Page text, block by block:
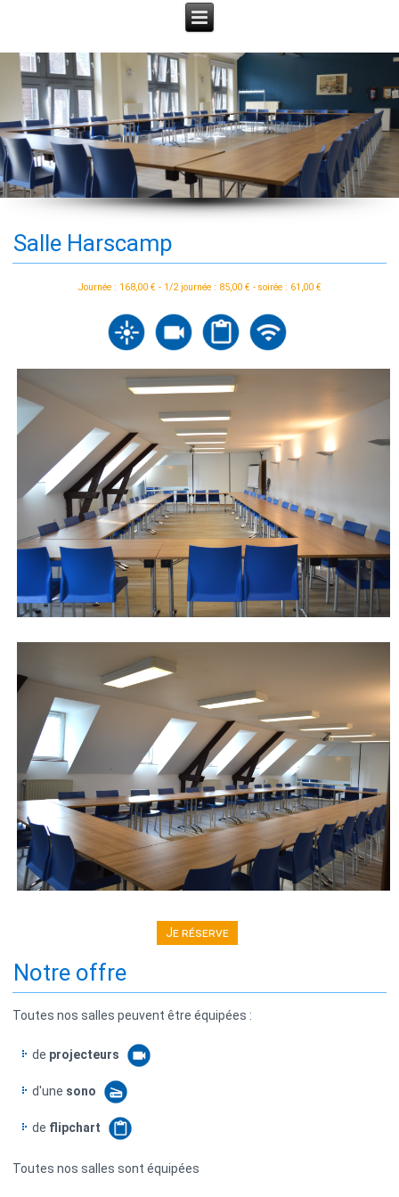
Salle Harscamp
Journée : 168,00 € - 1/2 journée : 85,00 € - soirée : 61,00 €
Je réserve
Notre offre
Toutes nos salles peuvent être équipées :
de projecteurs
d'une sono
de flipchart
Toutes nos salles sont équipées